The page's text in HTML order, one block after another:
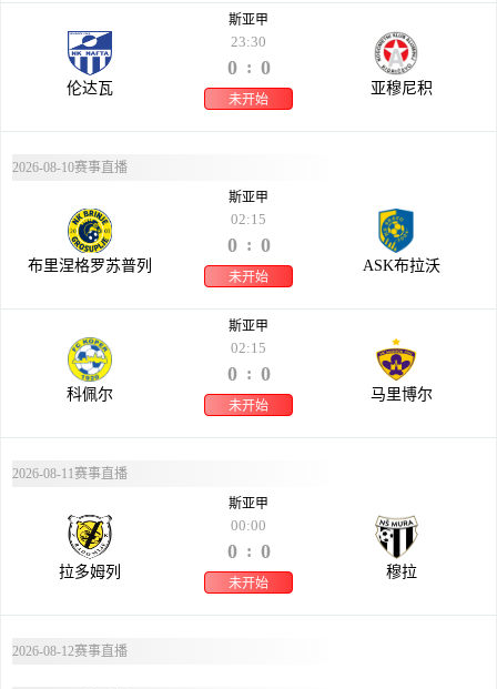
未开始
23:30
斯亚甲
伦达瓦
0 : 0
亚穆尼积
2026-08-10赛事直播
未开始
02:15
斯亚甲
布里涅格罗苏普列
0 : 0
ASK布拉沃
未开始
02:15
斯亚甲
科佩尔
0 : 0
马里博尔
2026-08-11赛事直播
未开始
00:00
斯亚甲
拉多姆列
0 : 0
穆拉
2026-08-12赛事直播